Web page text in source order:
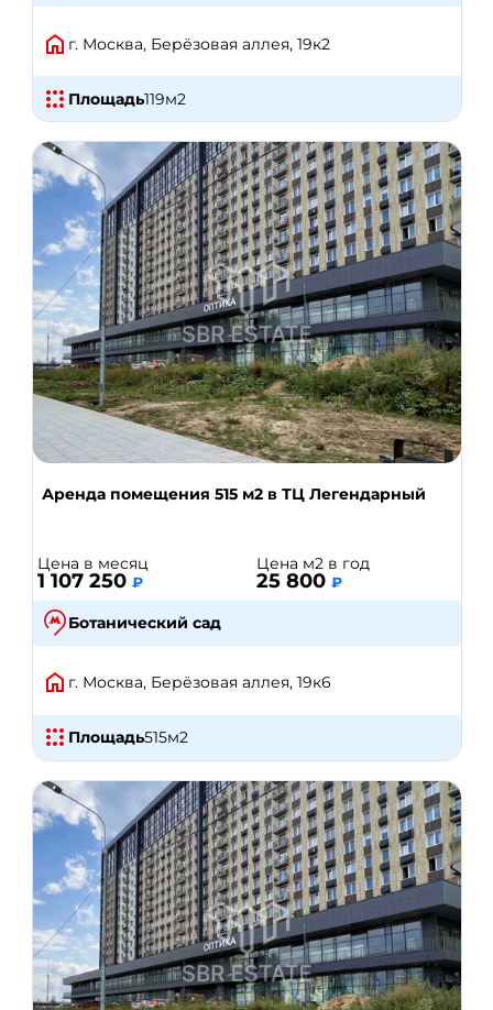
г. Москва, Берёзовая аллея, 19к2
Площадь119м2
Аренда помещения 515 м2 в ТЦ Легендарный
Цена в месяц
1 107 250 ₽
Цена м2 в год
25 800 ₽
Ботанический сад
г. Москва, Берёзовая аллея, 19к6
Площадь515м2